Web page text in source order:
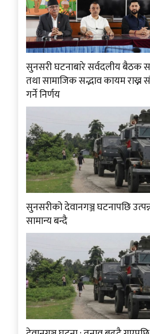
सुनसरी घटनाबारे सर्वदलीय बैठक
तथा सामाजिक सद्भाव कायम
गर्ने निर्णय
सुनसरीको देवानगञ्ज घटनापछि
सामान्य बन्दै